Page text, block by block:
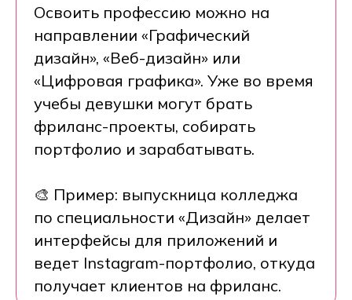
Освоить профессию можно на
направлении «Графический
дизайн», «Веб-дизайн» или
«Цифровая графика». Уже во время
учебы девушки могут брать
фриланс-проекты, собирать
портфолио и зарабатывать.
🎨 Пример: выпускница колледжа
по специальности «Дизайн» делает
интерфейсы для приложений и
ведет Instagram-портфолио, откуда
получает клиентов на фриланс.
Запишитесь на
бесплатную
консультацию